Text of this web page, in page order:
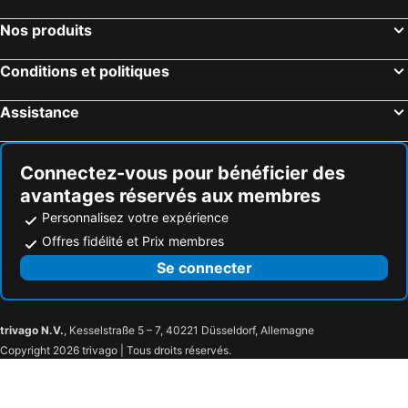
Grandvrio City Danang
Tan Phuong Nam Galaxy Da Nang
Nos produits
Conditions et politiques
Assistance
Connectez-vous pour bénéficier des
avantages réservés aux membres
Personnalisez votre expérience
Offres fidélité et Prix membres
Se connecter
trivago N.V., Kesselstraße 5 – 7, 40221 Düsseldorf, Allemagne
Copyright 2026 trivago | Tous droits réservés.